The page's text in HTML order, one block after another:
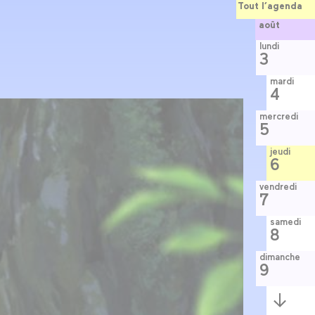
Tout l’agenda
août
lundi
3
mardi
4
mercredi
5
jeudi
6
vendredi
7
samedi
8
dimanche
9
Semaine
suivante